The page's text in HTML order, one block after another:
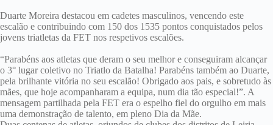
Duarte Moreira destacou em cadetes masculinos, vencendo este
escalão e contribuindo com 150 dos 1535 pontos conquistados pelos
jovens triatletas da FET nos respetivos escalões.
“Parabéns aos atletas que deram o seu melhor e conseguiram alcançar
o 3° lugar coletivo no Triatlo da Batalha! Parabéns também ao Duarte,
pela brilhante vitória no seu escalão! Obrigado aos pais, e sobretudo às
mães, que hoje acompanharam a equipa, num dia tão especial!”. A
mensagem partilhada pela FET era o espelho fiel do orgulho em mais
uma demonstração de talento, em pleno Dia da Mãe.